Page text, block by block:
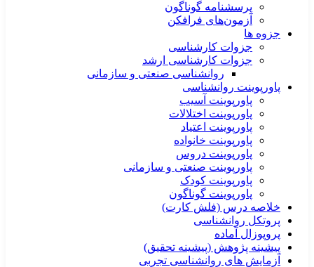
پرسشنامه گوناگون
آزمون‌های فرافکن
جزوه ها
جزوات کارشناسی
جزوات کارشناسی ارشد
روانشناسی صنعتی و سازمانی
پاورپوینت روانشناسی
پاورپوینت آسیب
پاورپوینت اختلالات
پاورپوینت اعتیاد
پاورپوینت خانواده
پاورپوینت دروس
پاورپوینت صنعتی و سازمانی
پاورپوینت کودک
پاورپوینت گوناگون
خلاصه درس (فلش کارت)
پروتکل روانشناسی
پروپوزال آماده
پیشینه پژوهش (پیشینه تحقیق)
آزمایش های روانشناسی تجربی